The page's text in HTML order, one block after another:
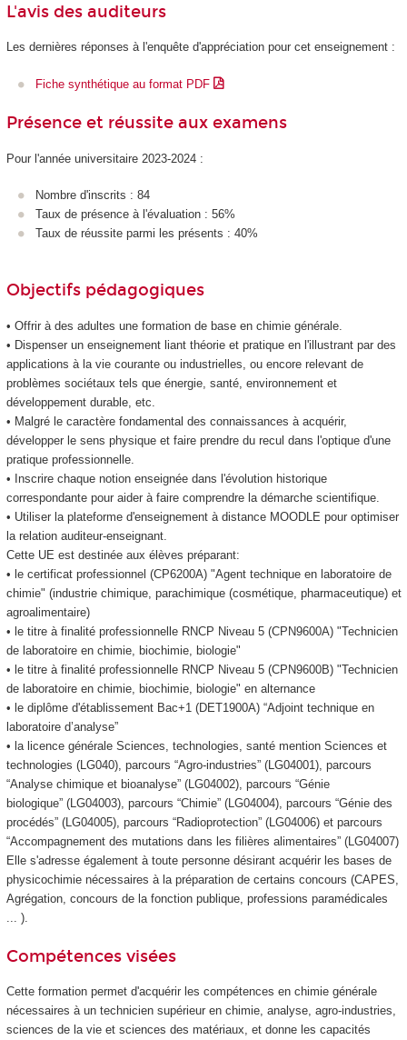
L'avis des auditeurs
Les dernières réponses à l'enquête d'appréciation pour cet enseignement :
Fiche synthétique au format PDF
Présence et réussite aux examens
Pour l'année universitaire 2023-2024 :
Nombre d'inscrits : 84
Taux de présence à l'évaluation : 56%
Taux de réussite parmi les présents : 40%
Objectifs pédagogiques
• Offrir à des adultes une formation de base en chimie générale.
• Dispenser un enseignement liant théorie et pratique en l'illustrant par des
applications à la vie courante ou industrielles, ou encore relevant de
problèmes sociétaux tels que énergie, santé, environnement et
développement durable, etc.
• Malgré le caractère fondamental des connaissances à acquérir,
développer le sens physique et faire prendre du recul dans l'optique d'une
pratique professionnelle.
• Inscrire chaque notion enseignée dans l'évolution historique
correspondante pour aider à faire comprendre la démarche scientifique.
• Utiliser la plateforme d'enseignement à distance MOODLE pour optimiser
la relation auditeur-enseignant.
Cette UE est destinée aux élèves préparant:
• le certificat professionnel (CP6200A) "Agent technique en laboratoire de
chimie" (industrie chimique, parachimique (cosmétique, pharmaceutique) et
agroalimentaire)
• le titre à finalité professionnelle RNCP Niveau 5(CPN9600A) "Technicien
de laboratoire en chimie, biochimie, biologie"
• le titre à finalité professionnelle RNCP Niveau 5(CPN9600B) "Technicien
de laboratoire en chimie, biochimie, biologie" en alternance
• le diplôme d'établissementBac+1 (DET1900A) “Adjoint technique en
laboratoire d’analyse”
• la licence générale Sciences, technologies, santé mention Sciences et
technologies (LG040), parcours “Agro-industries” (LG04001), parcours
“Analyse chimique et bioanalyse” (LG04002), parcours “Génie
biologique” (LG04003), parcours “Chimie” (LG04004), parcours “Génie des
procédés” (LG04005), parcours “Radioprotection” (LG04006) et parcours
“Accompagnement des mutations dans les filières alimentaires” (LG04007)
Elle s'adresse également à toute personne désirant acquérir les bases de
physicochimie nécessaires à la préparation de certains concours (CAPES,
Agrégation, concours de la fonction publique, professions paramédicales
... ).
Compétences visées
Cette formation permet d'acquérir les compétences en chimie générale
nécessaires à un technicien supérieur en chimie, analyse, agro-industries,
sciences de la vie et sciences des matériaux, et donne les capacités